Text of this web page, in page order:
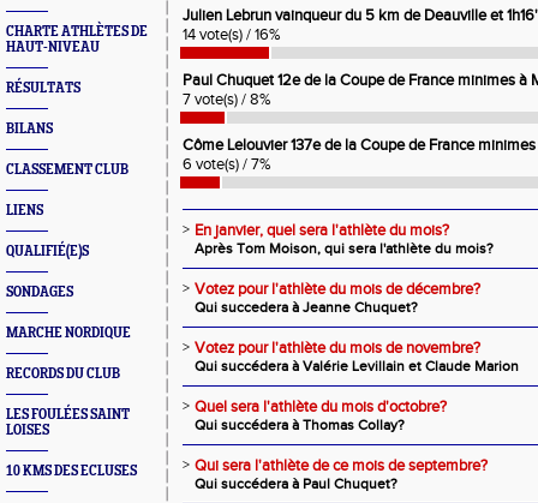
CHARTE ATHLÈTES DE
HAUT-NIVEAU
RÉSULTATS
BILANS
CLASSEMENT CLUB
LIENS
QUALIFIÉ(E)S
SONDAGES
MARCHE NORDIQUE
RECORDS DU CLUB
LES FOULÉES SAINT
LOISES
10 KMS DES ECLUSES
Julien Lebrun vainqueur du 5 km de Deauville et
14 vote(s) / 16%
Paul Chuquet 12e de la Coupe de France minimes à
7 vote(s) / 8%
Côme Lelouvier 137e de la Coupe de France
6 vote(s) / 7%
> En janvier, quel sera l'athlète du mois?
Après Tom Moison, qui sera l'athlète du mois?
> Votez pour l'athlète du mois de décembre?
Qui succedera à Jeanne Chuquet?
> Votez pour l'athlète du mois de novembre?
Qui succédera à Valérie Levillain et Claude Marion
> Quel sera l'athlète du mois d'octobre?
Qui succédera à Thomas Collay?
> Qui sera l'athlète de ce mois de septembre?
Qui succédera à Paul Chuquet?